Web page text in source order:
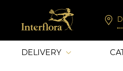
DELIVERY